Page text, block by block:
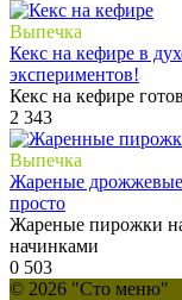
Выпечка
Кекс на кефире в
экспериментов!
Кекс на кефире
2 343
Выпечка
Жареные
просто
Жареные пирожки
начинками
0 503
© 2026 "Сто меню"